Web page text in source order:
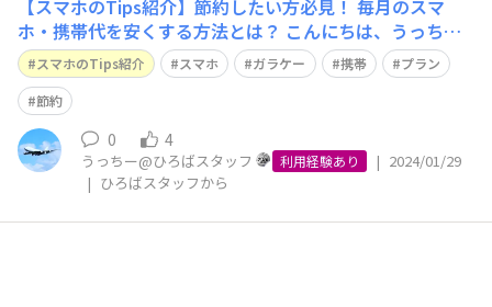
【スマホのTips紹介】節約したい方必見！ 毎月のスマ
ホ・携帯代を安くする方法とは？ こんにちは、うっちー
です！ 今回は、スマホ・携帯代を賢く節約する秘訣につ
いてご紹介します。 ひろとものみなさまは毎月どれぐら
いの利用料金を支払っていますか？ 「月々の出費をもう
少し減らせたら嬉しいな…」 と
スマホのTips紹介 スマホ ガラケー 携帯
プラン
節約
0 4
うっちー@ひろばスタッフ 利用経験あり | 2024/01/29
| ひろばスタッフから